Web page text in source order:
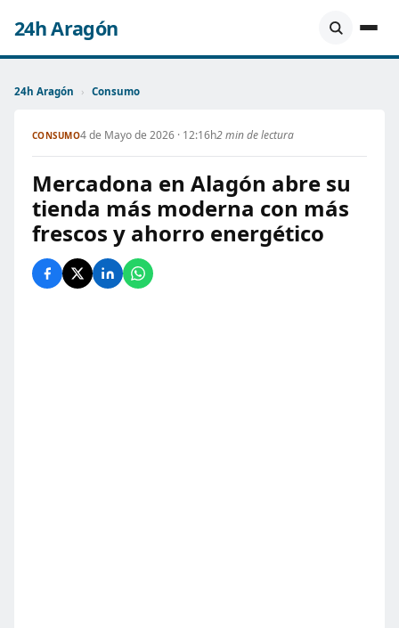
24h Aragón
24h Aragón › Consumo
CONSUMO4 de Mayo de 2026 · 12:16h2 min de lectura
Mercadona en Alagón abre su
tienda más moderna con más
frescos y ahorro energético